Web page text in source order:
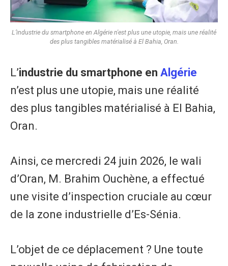
​L’industrie du smartphone en Algérie n'est plus une utopie, mais une réalité
des plus tangibles matérialisé à El Bahia, Oran.
​L’industrie du smartphone en Algérie
n’est plus une utopie, mais une réalité
des plus tangibles matérialisé à El Bahia,
Oran.
Ainsi, ce mercredi 24 juin 2026, le wali
d’Oran, M. Brahim Ouchène, a effectué
une visite d’inspection cruciale au cœur
de la zone industrielle d’Es-Sénia.
L’objet de ce déplacement ? Une toute